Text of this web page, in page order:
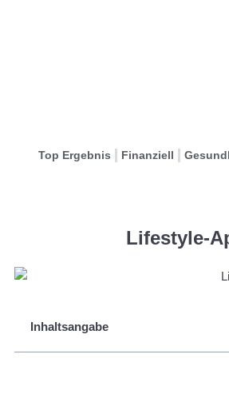
Top Ergebnis Finanziell
Lifestyle-
Inhaltsangabe